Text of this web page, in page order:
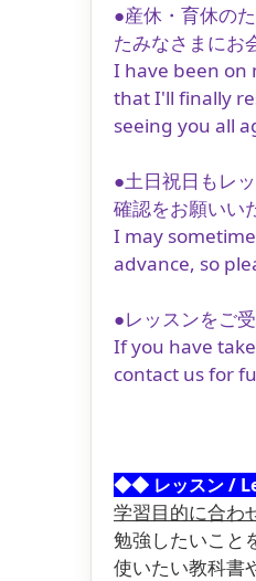
●産休・育休の
たみなさまにお
I have been on
that I'll finally
seeing you all
●土日祝日もレ
確認をお願いい
I may
advance, so
●レッスンをご
If you have
contact us for
◆◆ レッスン /
学習目的に合わ
勉強したいこと
使いたい教科書